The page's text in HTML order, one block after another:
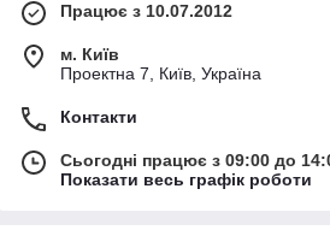
Працює з 10.07.2012
м. Київ
Проектна 7, Київ, Україна
Контакти
Сьогодні працює з 09:00 до
Показати весь графік роботи